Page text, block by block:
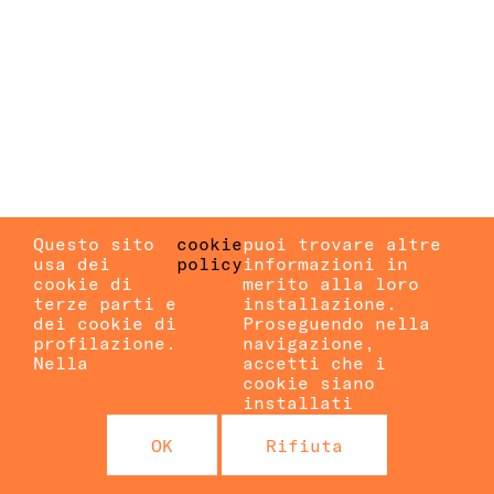
Questo sito
usa dei
cookie di
terze parti e
dei cookie di
profilazione.
Nella
cookie
policy
puoi trovare altre
informazioni in
merito alla loro
installazione.
Proseguendo nella
navigazione,
accetti che i
cookie siano
installati
OK Rifiuta